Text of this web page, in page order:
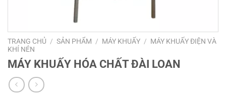
TRANG CHỦ / SẢN PHẨM / MÁY KHUẤY / MÁY KHUẤY ĐIỆN VÀ
KHÍ NÉN
MÁY KHUẤY HÓA CHẤT ĐÀI LOAN